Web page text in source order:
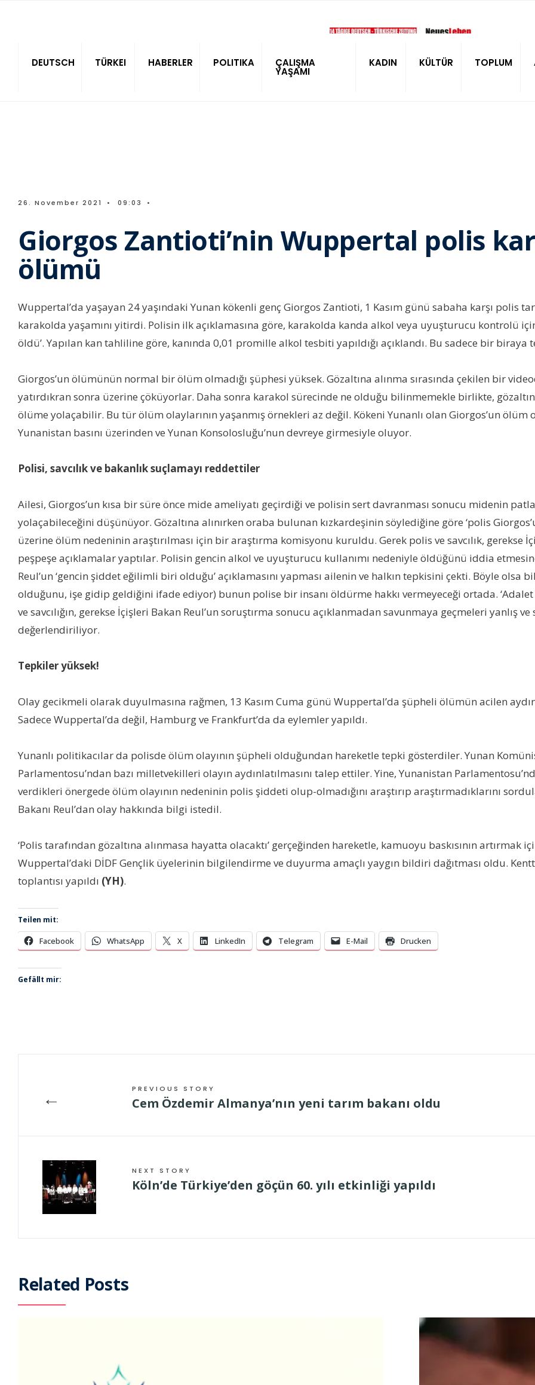
DEUTSCH TÜRKEI HABERLER POLITIKA ÇALIŞMA
YAŞAMI
KADIN KÜLTÜR TOPLUM
26. November 2021 • 09:03 •
Giorgos Zantioti’nin Wuppertal polis
ölümü
Wuppertal’da yaşayan 24 yaşındaki Yunan kökenli genç Giorgos Zantioti, 1 Kasım günü sabaha karşı polis
karakolda yaşamını yitirdi. Polisin ilk açıklamasına göre, karakolda kanda alkol veya uyuşturucu kontrolü
öldü’. Yapılan kan tahliline göre, kanında 0,01 promille alkol tesbiti yapıldığı açıklandı. Bu sadece bir
Giorgos’un ölümünün normal bir ölüm olmadığı şüphesi yüksek. Gözaltına alınma sırasında çekilen bir
yatırdıkran sonra üzerine çöküyorlar. Daha sonra karakol sürecinde ne olduğu bilinmemekle birlikte,
ölüme yolaçabilir. Bu tür ölüm olaylarının yaşanmış örnekleri az değil. Kökeni Yunanlı olan Giorgos’un
Yunanistan basını üzerinden ve Yunan Konsolosluğu’nun devreye girmesiyle oluyor.
Polisi, savcılık ve bakanlık suçlamayı reddettiler
Ailesi, Giorgos’un kısa bir süre önce mide ameliyatı geçirdiği ve polisin sert davranması sonucu midenin
yolaçabileceğini düşünüyor. Gözaltına alınırken oraba bulunan kızkardeşinin söylediğine göre ‘polis
üzerine ölüm nedeninin araştırılması için bir araştırma komisyonu kuruldu. Gerek polis ve savcılık, gerekse
peşpeşe açıklamalar yaptılar. Polisin gencin alkol ve uyuşturucu kullanımı nedeniyle öldüğünü iddia
Reul’un ‘gencin şiddet eğilimli biri olduğu’ açıklamasını yapması ailenin ve halkın tepkisini çekti. Böyle olsa
olduğunu, işe gidip geldiğini ifade ediyor) bunun polise bir insanı öldürme hakkı vermeyeceği ortada.
ve savcılığın, gerekse İçişleri Bakan Reul’un soruştırma sonucu açıklanmadan savunmaya geçmeleri
değerlendiriliyor.
Tepkiler yüksek!
Olay gecikmeli olarak duyulmasına rağmen, 13 Kasım Cuma günü Wuppertal’da şüpheli ölümün acilen
Sadece Wuppertal’da değil, Hamburg ve Frankfurt’da da eylemler yapıldı.
Yunanlı politikacılar da polisde ölüm olayının şüpheli olduğundan hareketle tepki gösterdiler. Yunan
Parlamentosu’ndan bazı milletvekilleri olayın aydınlatılmasını talep ettiler. Yine, Yunanistan
verdikleri önergede ölüm olayının nedeninin polis şiddeti olup-olmadığını araştırıp araştırmadıklarını
Bakanı Reul’dan olay hakkında bilgi istedil.
‘Polis tarafından gözaltına alınmasa hayatta olacaktı’ gerçeğinden hareketle, kamuoyu baskısının
Wuppertal’daki DİDF Gençlik üyelerinin bilgilendirme ve duyurma amaçlı yaygın bildiri dağıtması oldu.
toplantısı yapıldı (YH).
Teilen mit:
Facebook WhatsApp X LinkedIn Telegram E-Mail Drucken
Gefällt mir:
← PREVIOUS STORY
Cem Özdemir Almanya’nın yeni tarım bakanı oldu
NEXT STORY
Köln’de Türkiye’den göçün 60. yılı etkinliği yapıldı
Related Posts